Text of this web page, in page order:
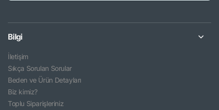
Bilgi
İletişim
Sıkça Sorulan Sorular
Beden ve Ürün Detayları
Biz kimiz?
Toplu Siparişleriniz